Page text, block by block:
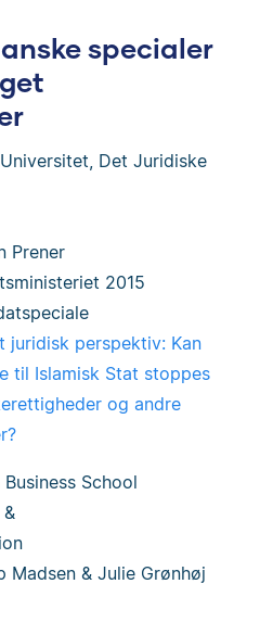
specialer
Det Juridiske
Prener
2015
juridisk perspektiv: Kan
til Islamisk Stat stoppes
og andre
School
Madsen & Julie Grønhøj